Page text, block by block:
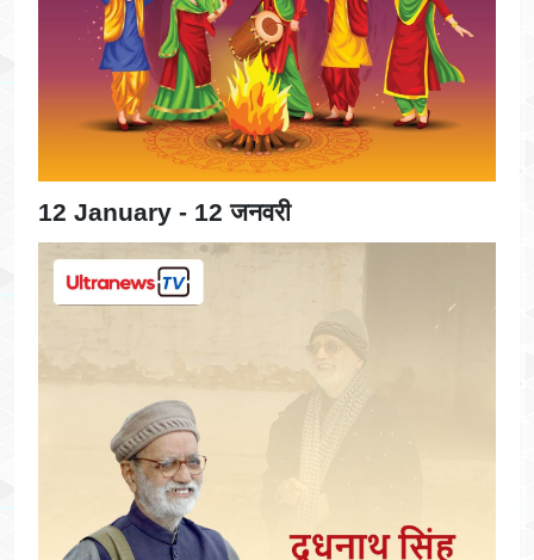
12 January - 12 जनवरी